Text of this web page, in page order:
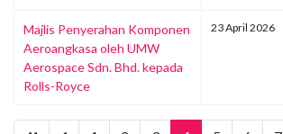
Majlis Penyerahan Komponen
Aeroangkasa oleh UMW
Aerospace Sdn. Bhd. kepada
Rolls-Royce
23 April 2026